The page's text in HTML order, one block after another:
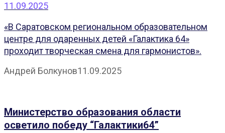
11.09.2025
«В Саратовском региональном образовательном
центре для одаренных детей «Галактика 64»
проходит творческая смена для гармонистов».
Андрей Болкунов11.09.2025
Министерство образования области
осветило победу “Галактики64”